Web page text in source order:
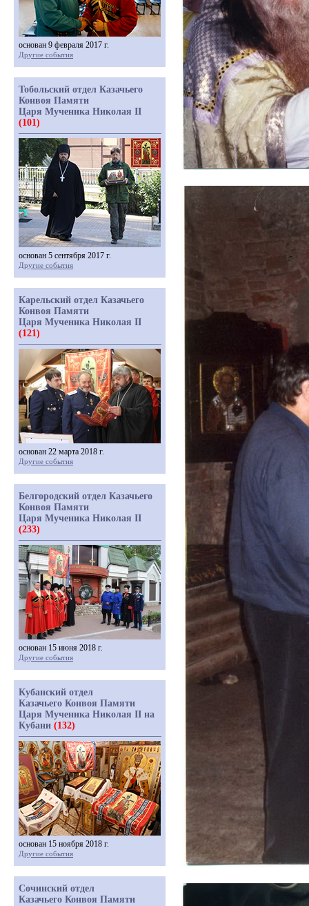
основан 9 февраля 2017 г.
Другие события
Тобольский отдел Казачьего
Конвоя Памяти
Царя Мученика Николая II
(101)
основан 5 сентября 2017 г.
Другие события
Карельский отдел Казачьего
Конвоя Памяти
Царя Мученика Николая II
(121)
основан 22 марта 2018 г.
Другие события
Белгородский отдел Казачьего
Конвоя Памяти
Царя Мученика Николая II
(233)
основан 15 июня 2018 г.
Другие события
Кубанский отдел
Казачьего Конвоя Памяти
Царя Мученика Николая II на
Кубани (132)
основан 15 ноября 2018 г.
Другие события
Сочинский отдел
Казачьего Конвоя Памяти